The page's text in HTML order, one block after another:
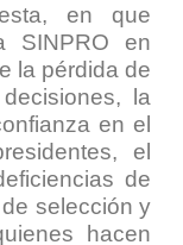
en que
SINPRO en
la pérdida de
la
en el
el
de
selección y
hacen